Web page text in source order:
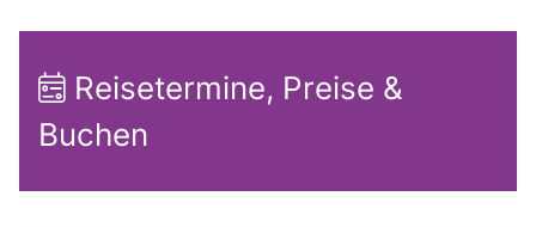
Reisetermine, Preise &
Buchen